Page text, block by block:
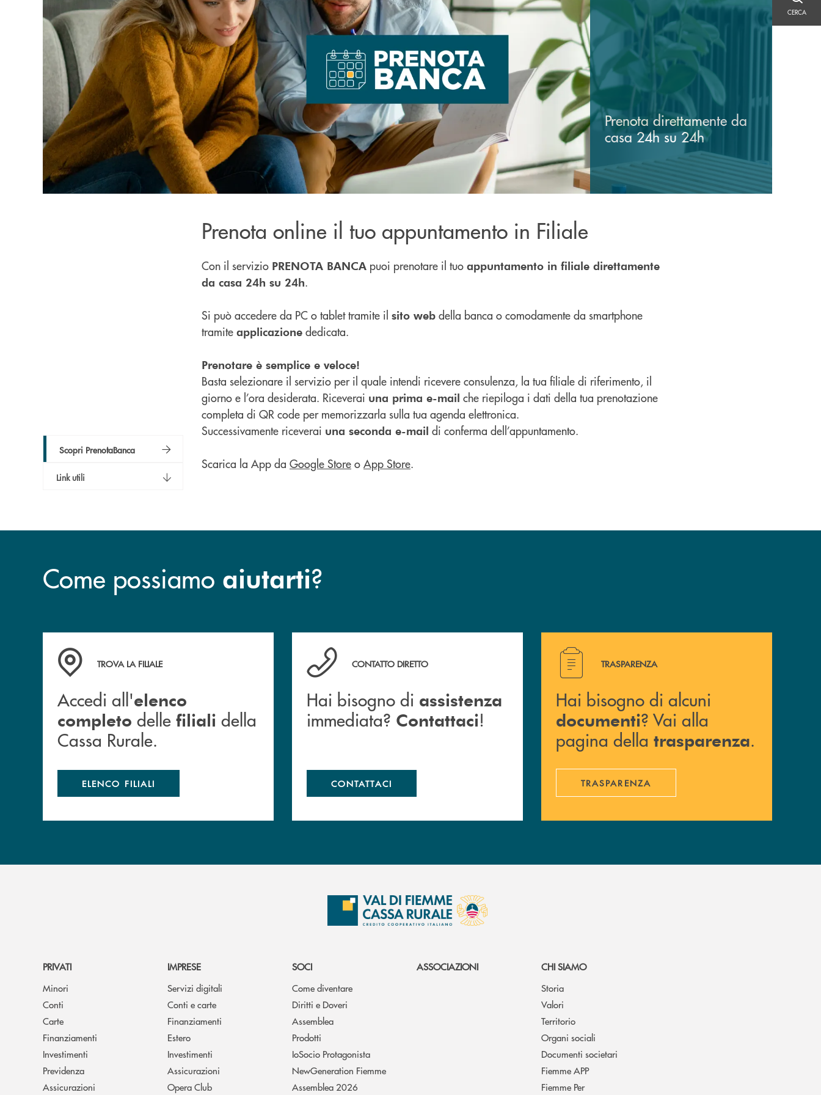
CERCA
CERCA
Prenota direttamente da
casa 24h su 24h
Scopri PrenotaBanca
Link utili
Prenota online il tuo appuntamento in Filiale
Con il servizio PRENOTA BANCA puoi prenotare il tuo appuntamento in filiale direttamente
da casa 24h su 24h.
Si può accedere da PC o tablet tramite il sito web della banca o comodamente da smartphone
tramite applicazione dedicata.
Prenotare è semplice e veloce!
Basta selezionare il servizio per il quale intendi ricevere consulenza, la tua filiale di riferimento, il
giorno e l’ora desiderata. Riceverai una prima e-mail che riepiloga i dati della tua prenotazione
completa di QR code per memorizzarla sulla tua agenda elettronica.
Successivamente riceverai una seconda e-mail di conferma dell’appuntamento.
Scarica la App da Google Store o App Store.
Come possiamo aiutarti?
Accedi all' elenco completo delle filiali della Cassa Rurale.
TROVA LA FILIALE
Accedi all'elenco
completo delle filiali della
Cassa Rurale.
ELENCO FILIALI
Hai bisogno di assistenza immediata? Contattaci !
CONTATTO DIRETTO
Hai bisogno di assistenza
immediata? Contattaci!
CONTATTACI
Hai bisogno di alcuni documenti ? Vai alla pagina della
TRASPARENZA
Hai bisogno di alcuni
documenti? Vai alla
pagina della trasparenza.
TRASPARENZA
PRIVATI
Minori
Conti
Carte
Finanziamenti
Investimenti
Previdenza
Assicurazioni
IMPRESE
Servizi digitali
Conti e carte
Finanziamenti
Estero
Investimenti
Assicurazioni
Opera Club
SOCI
Come diventare
Diritti e Doveri
Assemblea
Prodotti
IoSocio Protagonista
NewGeneration Fiemme
Assemblea 2026
ASSOCIAZIONI
CHI SIAMO
Storia
Valori
Territorio
Organi sociali
Documenti societari
Fiemme APP
Fiemme Per